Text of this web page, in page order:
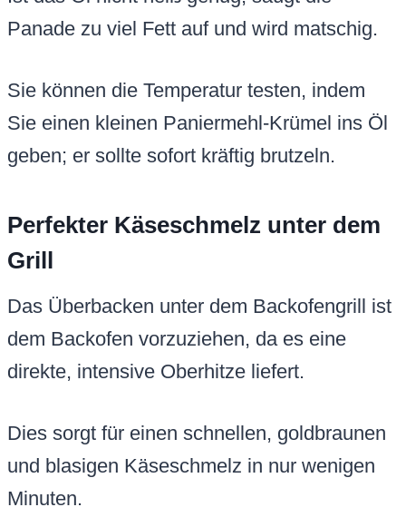
Panade zu viel Fett auf und wird matschig.
Sie können die Temperatur testen, indem
Sie einen kleinen Paniermehl-Krümel ins Öl
geben; er sollte sofort kräftig brutzeln.
Perfekter Käseschmelz unter dem
Grill
Das Überbacken unter dem Backofengrill ist
dem Backofen vorzuziehen, da es eine
direkte, intensive Oberhitze liefert.
Dies sorgt für einen schnellen, goldbraunen
und blasigen Käseschmelz in nur wenigen
Minuten.